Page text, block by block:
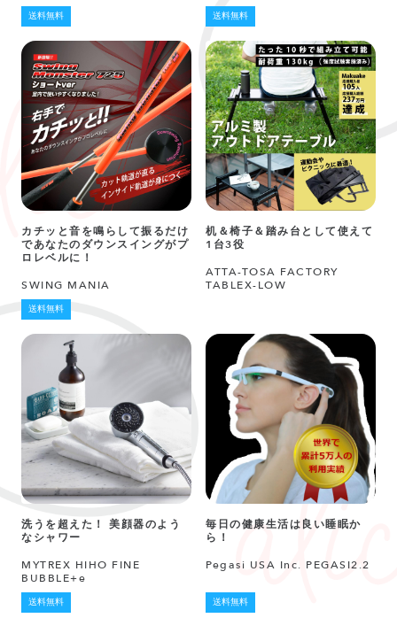
送料無料 送料無料
カチッと音を鳴らして振るだけ
であなたのダウンスイングがプ
ロレベルに！
SWING MANIA
送料無料
机＆椅子＆踏み台として使えて
1台3役
ATTA-TOSA FACTORY
TABLEX-LOW
洗うを超えた！ 美顔器のよう
なシャワー
MYTREX HIHO FINE
BUBBLE+e
送料無料
毎日の健康生活は良い睡眠か
ら！
Pegasi USA Inc. PEGASI2.2
送料無料